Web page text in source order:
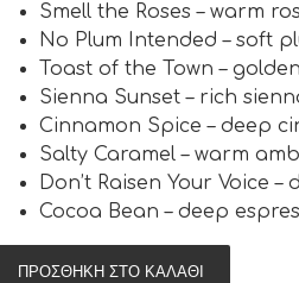
Smell the Roses – warm
No Plum Intended – soft
Toast of the Town –
Sienna Sunset – rich
Cinnamon Spice – deep
Salty Caramel – warm
Don’t Raisen Your Voice –
Cocoa Bean – deep
ΠΡΟΣΘΉΚΗ ΣΤΟ ΚΑΛΆΘΙ